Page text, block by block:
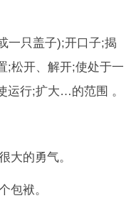
一只盖子);开口子;揭
;松开、解开;使处于一
运行;扩大…的范围 。
大的勇气。
包袱。